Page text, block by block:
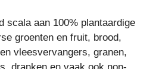
scala aan 100% plantaardige
groenten en fruit, brood,
vleesvervangers, granen,
dranken en vaak ook non-